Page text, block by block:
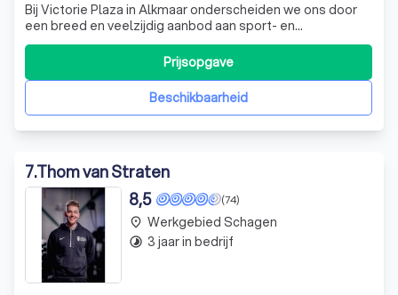
Bij Victorie Plaza in Alkmaar onderscheiden we ons door
een breed en veelzijdig aanbod aan sport- en
wellnessactiviteiten, waarbij persoonlijke aandacht en een
gevoel van gemeenschap centraal staan. Ons doel is om
een omgeving te creëren waar iedereen, ongeacht
leeftijd of fitnessniveau, zich thuis
Beschikbaarheid
Prijsopgave
7.Thom van Straten
(74)
8,5
place Werkgebied Schagen
timelapse 3 jaar in bedrijf